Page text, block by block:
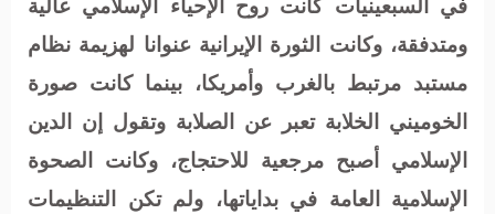
ومتدفقة، وكانت الثورة الإيرانية عنوانا لهزيمة نظام
مستبد مرتبط بالغرب وأمريكا، بينما كانت صورة
الخوميني الخلابة تعبر عن الصلابة وتقول إن الدين
الإسلامي أصبح مرجعية للاحتجاج، وكانت الصحوة
الإسلامية العامة في بداياتها، ولم تكن التنظيمات